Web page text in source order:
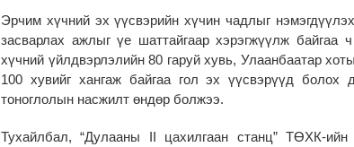
Эрчим хүчний эх үүсвэрийн хүчин чадлыг
засварлах ажлыг үе шаттайгаар хэрэгжүүлж байгаа
хүчний үйлдвэрлэлийн 80 гаруй хувь, Улаанбаатар
100 хувийг хангаж байгаа гол эх үүсвэрүүд болох
тоноглолын насжилт өндөр болжээ.
Тухайлбал, “Дулааны II цахилгаан станц” ТӨХК-